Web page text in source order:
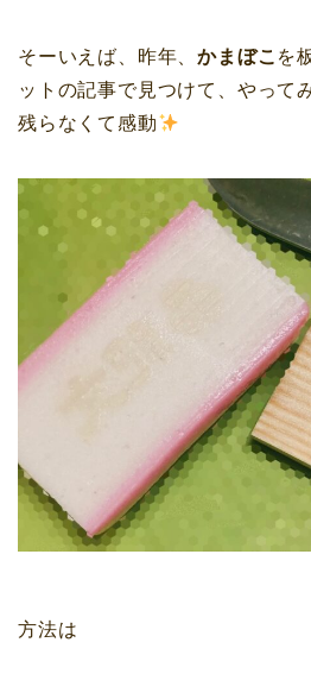
そーいえば、昨年、かまぼこ を
ットの記事で見つけて、やって
残らなくて感動
方法は